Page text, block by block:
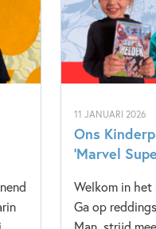
11 JANUARI 2026
Ons
‘Marvel
Welkom in het
Ga op